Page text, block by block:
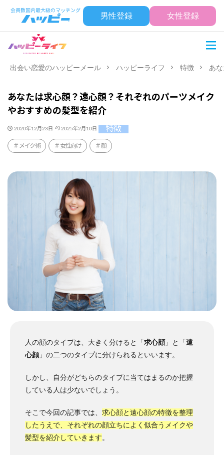
男性登録 女性登録
出会い恋愛のハッピーメール ハッピーライフ 特徴 あ
あなたは求心顔？遠心顔？それぞれのパーツメイク
やおすすめの髪型を紹介
2020年12月23日 2025年2月10日 特徴
メイク術 女性向け 顔
人の顔のタイプは、大きく分けると「求心顔」と「遠
心顔」の二つのタイプに分けられるといいます。
しかし、自分がどちらのタイプに当てはまるのか把握
している人は少ないでしょう。
そこで今回の記事では、 求心顔と遠心顔の特徴を整理
したうえで、それぞれの顔立ちによく似合うメイクや
髪型を紹介していきます。